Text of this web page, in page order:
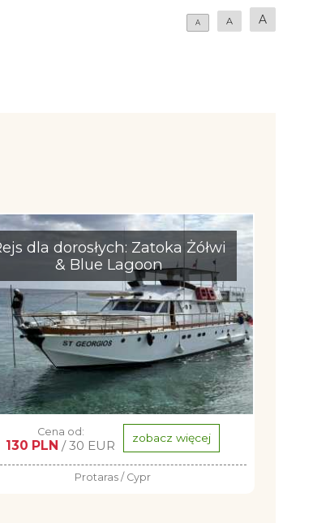
A A A
dla dorosłych: Zatoka Żółwi
& Blue Lagoon
Cena od:
130 PLN / 30 EUR zobacz więcej
Protaras / Cypr